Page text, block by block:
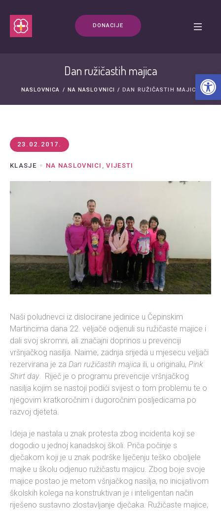
DONACIJE
Dan ružičastih majica
NASLOVNICA / NA NASLOVNICI / DAN RUŽIČASTIH MAJICA
23.02.2017.
KLASJE NA NASLOVNICI ,VIJESTI
Naši poludnevci iz dislocirane jedinice u Čepinskim
Martincima dana 22. veljače odjenuli su ružičaste majice i
dali svoj skromni, ali značajni doprinos u prevenciji
vršnjačkog nasilja. Naime, zadnja srijeda u mjesecu veljači
rezervirana je za Dan ružičastih majica ili, u originalu, Pink
Shirt day. Riječ je o programu prevencije vršnjačkog
nasilja kojim se nastoji podići svijest o tom problemu te o
njegovim kratkoročnim i dugoročnim posljedicama po
razvoj djeteta.
Ideja je nastala u znak protesta zbog incidenta koji se
dogodio u jednoj kanadskoj školi. Priča počinje s
dječakom koji je u znak podrške liječenju teško oboljele
majke u školu odjenuo ružičastu majicu. Zbog boje svoje
majice postao je metom všnjačkog nasilja, no inicijativom
školskih kolega na konstruktivan je i inteligentan način
riješeno sustavno zlostavljanje dječaka. Ružičaste majice,